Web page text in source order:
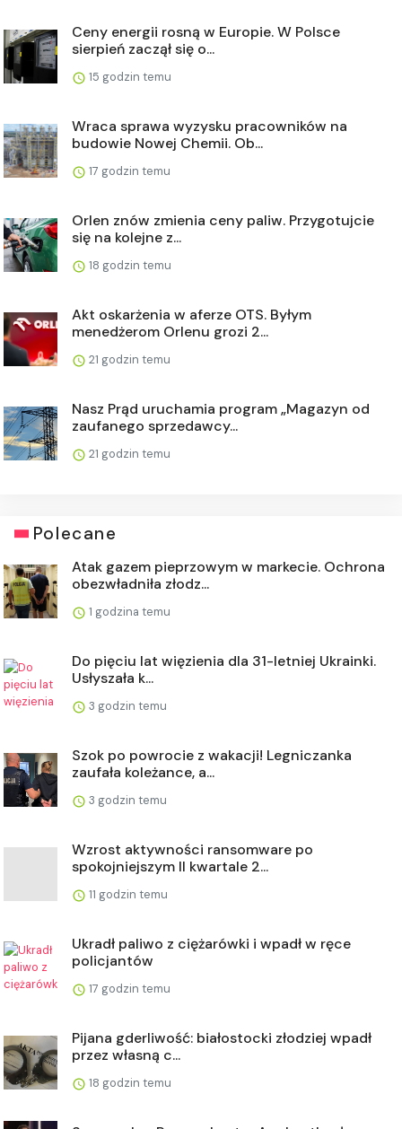
Ceny energii rosną w Europie. W Polsce
sierpień zaczął się o...
15 godzin temu
Wraca sprawa wyzysku pracowników na
budowie Nowej Chemii. Ob...
17 godzin temu
Orlen znów zmienia ceny paliw. Przygotujcie
się na kolejne z...
18 godzin temu
Akt oskarżenia w aferze OTS. Byłym
menedżerom Orlenu grozi 2...
21 godzin temu
Nasz Prąd uruchamia program „Magazyn od
zaufanego sprzedawcy...
21 godzin temu
Polecane
Atak gazem pieprzowym w markecie. Ochrona
obezwładniła złodz...
1 godzina temu
Do pięciu lat więzienia dla 31-letniej Ukrainki.
Usłyszała k...
3 godzin temu
Szok po powrocie z wakacji! Legniczanka
zaufała koleżance, a...
3 godzin temu
Wzrost aktywności ransomware po
spokojniejszym II kwartale 2...
11 godzin temu
Ukradł paliwo z ciężarówki i wpadł w ręce
policjantów
17 godzin temu
Pijana gderliwość: białostocki złodziej wpadł
przez własną c...
18 godzin temu